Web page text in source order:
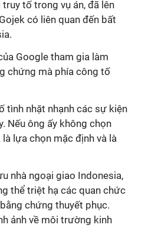
tố trong vụ án, đã lên
có liên quan đến bất
Google tham gia làm
chứng mà phía công tố
tình nhặt nhạnh các sự kiện
Nếu ông ấy không chọn
lựa chọn mặc định và là
nhà ngoại giao Indonesia,
thể triệt hạ các quan chức
chứng thuyết phục.
ảnh về môi trường kinh